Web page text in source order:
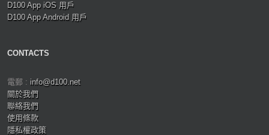
D100 App iOS 用戶
D100 App Android 用戶
CONTACTS
電郵 : info@d100.net
關於我們
聯絡我們
使用條款
隱私權政策